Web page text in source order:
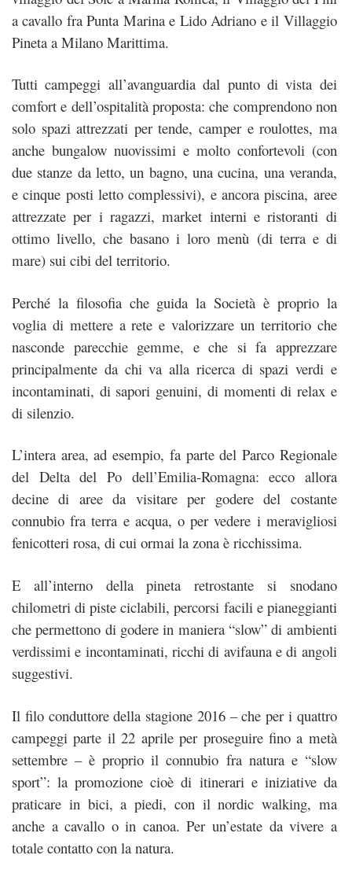
a cavallo fra Punta Marina e Lido Adriano e il Villaggio
Pineta a Milano Marittima.
Tutti campeggi all’avanguardia dal punto di vista dei
comfort e dell’ospitalità proposta: che comprendono non
solo spazi attrezzati per tende, camper e roulottes, ma
anche bungalow nuovissimi e molto confortevoli (con
due stanze da letto, un bagno, una cucina, una veranda,
e cinque posti letto complessivi), e ancora piscina, aree
attrezzate per i ragazzi, market interni e ristoranti di
ottimo livello, che basano i loro menù (di terra e di
mare) sui cibi del territorio.
Perché la filosofia che guida la Società è proprio la
voglia di mettere a rete e valorizzare un territorio che
nasconde parecchie gemme, e che si fa apprezzare
principalmente da chi va alla ricerca di spazi verdi e
incontaminati, di sapori genuini, di momenti di relax e
di silenzio.
L’intera area, ad esempio, fa parte del Parco Regionale
del Delta del Po dell’Emilia-Romagna: ecco allora
decine di aree da visitare per godere del costante
connubio fra terra e acqua, o per vedere i meravigliosi
fenicotteri rosa, di cui ormai la zona è ricchissima.
E all’interno della pineta retrostante si snodano
chilometri di piste ciclabili, percorsi facili e pianeggianti
che permettono di godere in maniera “slow” di ambienti
verdissimi e incontaminati, ricchi di avifauna e di angoli
suggestivi.
Il filo conduttore della stagione 2016 – che per i quattro
campeggi parte il 22 aprile per proseguire fino a metà
settembre – è proprio il connubio fra natura e “slow
sport”: la promozione cioè di itinerari e iniziative da
praticare in bici, a piedi, con il nordic walking, ma
anche a cavallo o in canoa. Per un’estate da vivere a
totale contatto con la natura.